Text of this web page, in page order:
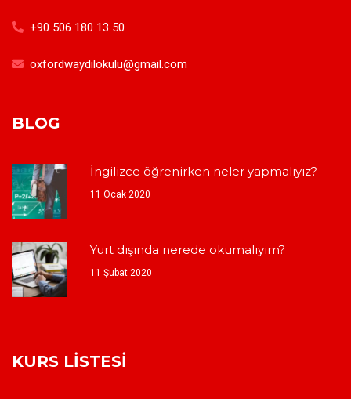
+90 506 180 13 50
oxfordwaydilokulu@gmail.com
BLOG
İngilizce öğrenirken neler yapmalıyız?
11 Ocak 2020
Yurt dışında nerede okumalıyım?
11 Şubat 2020
KURS LISTESI